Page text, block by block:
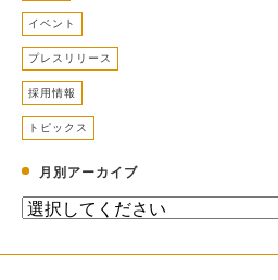
イベント
プレスリリース
採用情報
トピックス
月別アーカイブ